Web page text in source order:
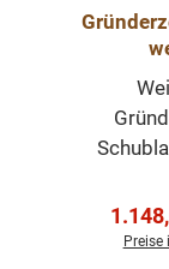
Weichholz Bücherregal –